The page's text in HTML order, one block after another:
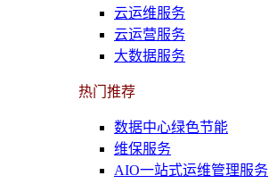
云运维服务
云运营服务
大数据服务
热门推荐
数据中心绿色节能
维保服务
AIO一站式运维管理服务